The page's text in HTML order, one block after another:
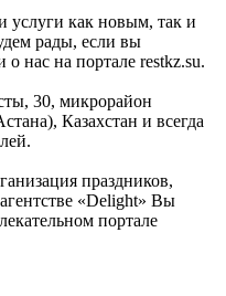
услуги как новым, так и
рады, если вы
нас на портале restkz.su.
30, микрорайон
Казахстан и всегда
праздников,
«Delight» Вы
портале